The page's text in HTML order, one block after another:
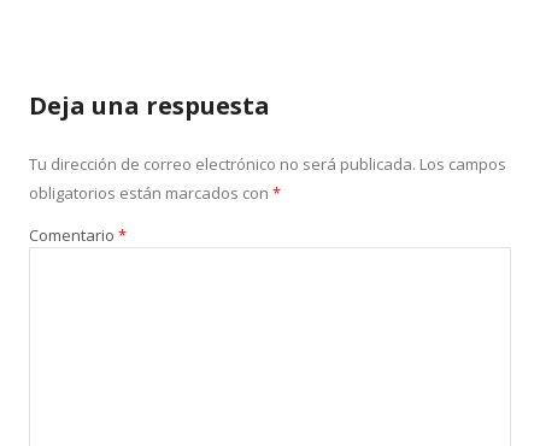
Deja una respuesta
Tu dirección de correo electrónico no será publicada. Los campos
obligatorios están marcados con *
Comentario *